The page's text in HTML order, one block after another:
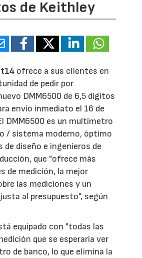
de Keithley
ofrece a sus clientes en
de pedir por
DMM6500 de 6,5 dígitos
envío inmediato el 16 de
DMM6500 es un multímetro
/ sistema moderno, óptimo
de diseño e ingenieros de
que "ofrece más
de medición, la mejor
las mediciones y un
al presupuesto", según
equipado con "todas las
que se esperaría ver
de banco, lo que elimina la